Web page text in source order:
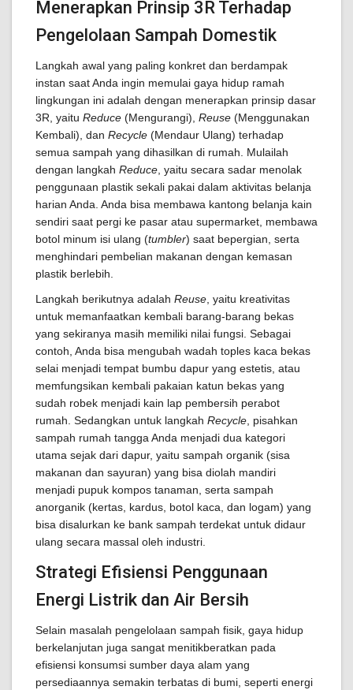
Menerapkan Prinsip 3R Terhadap
Pengelolaan Sampah Domestik
Langkah awal yang paling konkret dan berdampak
instan saat Anda ingin memulai gaya hidup ramah
lingkungan ini adalah dengan menerapkan prinsip dasar
3R, yaitu Reduce (Mengurangi), Reuse (Menggunakan
Kembali), dan Recycle (Mendaur Ulang) terhadap
semua sampah yang dihasilkan di rumah. Mulailah
dengan langkah Reduce , yaitu secara sadar menolak
penggunaan plastik sekali pakai dalam aktivitas belanja
harian Anda. Anda bisa membawa kantong belanja kain
sendiri saat pergi ke pasar atau supermarket, membawa
botol minum isi ulang (tumbler) saat bepergian, serta
menghindari pembelian makanan dengan kemasan
plastik berlebih.
Langkah berikutnya adalah Reuse , yaitu kreativitas
untuk memanfaatkan kembali barang-barang bekas
yang sekiranya masih memiliki nilai fungsi. Sebagai
contoh, Anda bisa mengubah wadah toples kaca bekas
selai menjadi tempat bumbu dapur yang estetis, atau
memfungsikan kembali pakaian katun bekas yang
sudah robek menjadi kain lap pembersih perabot
rumah. Sedangkan untuk langkah Recycle , pisahkan
sampah rumah tangga Anda menjadi dua kategori
utama sejak dari dapur, yaitu sampah organik (sisa
makanan dan sayuran) yang bisa diolah mandiri
menjadi pupuk kompos tanaman, serta sampah
anorganik (kertas, kardus, botol kaca, dan logam) yang
bisa disalurkan ke bank sampah terdekat untuk didaur
ulang secara massal oleh industri.
Strategi Efisiensi Penggunaan
Energi Listrik dan Air Bersih
Selain masalah pengelolaan sampah fisik, gaya hidup
berkelanjutan juga sangat menitikberatkan pada
efisiensi konsumsi sumber daya alam yang
persediaannya semakin terbatas di bumi, seperti energi